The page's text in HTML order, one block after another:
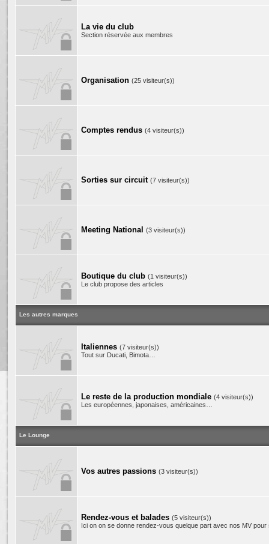
La vie du club
Section réservée aux membres
Organisation (25 visiteur(s))
Comptes rendus (4 visiteur(s))
Sorties sur circuit (7 visiteur(s))
Meeting National (3 visiteur(s))
Boutique du club (1 visiteur(s))
Le club propose des articles
Les autres marques
Italiennes (7 visiteur(s))
Tout sur Ducati, Bimota…
Le reste de la production mondiale (4 visiteur(s))
Les européennes, japonaises, américaines…
Le Lounge
Vos autres passions (3 visiteur(s))
Rendez-vous et balades (5 visiteur(s))
Ici on on se donne rendez-vous quelque part avec nos MV